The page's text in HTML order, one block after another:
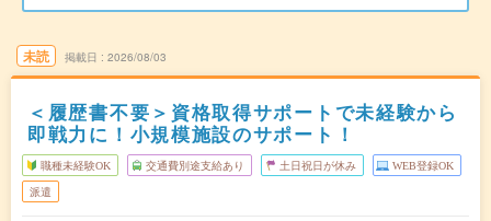
未読 掲載日 2026/08/03
＜履歴書不要＞資格取得サポートで未経験から
即戦力に！小規模施設のサポート！
職種未経験OK 交通費別途支給あり 土日祝日が休み WEB登録OK
派遣